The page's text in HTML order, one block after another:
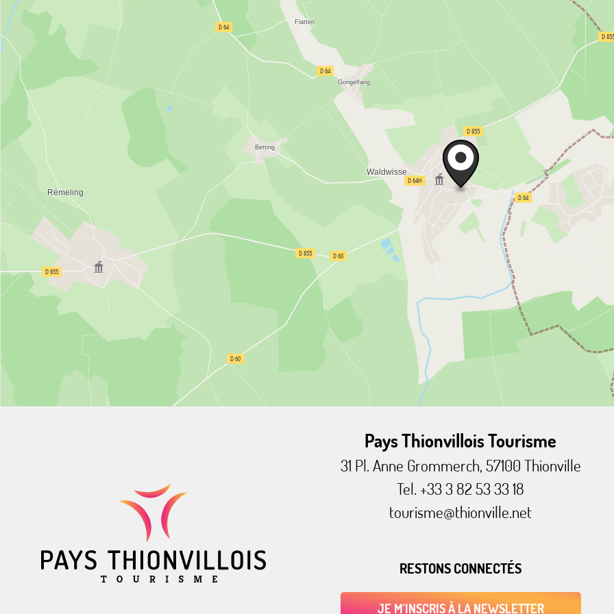
Pays Thionvillois Tourisme
31 Pl. Anne Grommerch, 57100 Thionville
Tel. +33 3 82 53 33 18
tourisme@thionville.net
RESTONS CONNECTÉS
JE M'INSCRIS À LA NEWSLETTER